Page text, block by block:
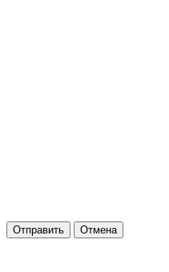
Отправить Отмена